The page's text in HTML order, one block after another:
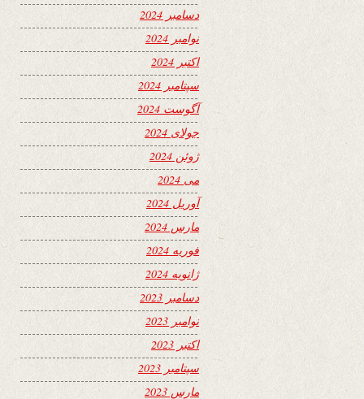
دسامبر 2024
نوامبر 2024
اکتبر 2024
سپتامبر 2024
آگوست 2024
جولای 2024
ژوئن 2024
می 2024
آوریل 2024
مارس 2024
فوریه 2024
ژانویه 2024
دسامبر 2023
نوامبر 2023
اکتبر 2023
سپتامبر 2023
مارس 2023